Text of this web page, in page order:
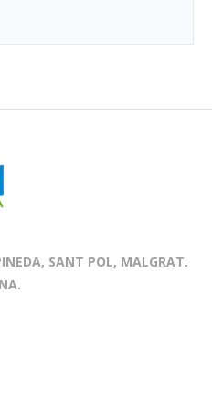
SANT POL, MALGRAT.